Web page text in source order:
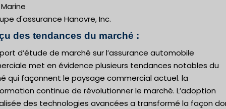
d'assurance Hanovre, Inc.
des tendances du marché :
d’étude de marché sur l’assurance automobile
met en évidence plusieurs tendances notables du
qui façonnent le paysage commercial actuel. la
continue de révolutionner le marché. L’adoption
des technologies avancées a transformé la façon